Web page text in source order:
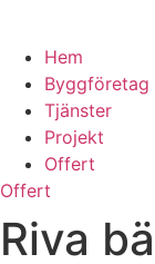
Hem
Byggföretag
Tjänster
Projekt
Offert
Offert
Riva